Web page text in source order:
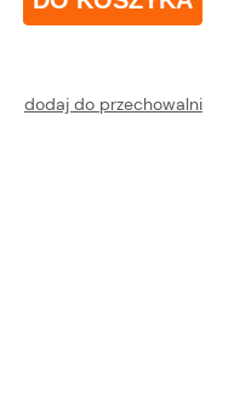
dodaj do przechowalni